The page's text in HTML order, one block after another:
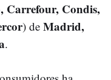
Carrefour, Condis,
) de Madrid,
.